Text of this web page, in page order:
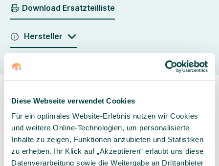
Diese Webseite verwendet Cookies
Für ein optimales Website-Erlebnis nutzen wir Cookies
und weitere Online-Technologien, um personalisierte
Inhalte zu zeigen, Funktionen anzubieten und Statistiken
zu erheben. Ihr Klick auf „Akzeptieren“ erlaubt uns diese
Datenverarbeitung sowie die Weitergabe an Drittanbieter
Download Ersatzteilliste
Hersteller
Sorgfältig ausgewähltes
Produktsortiment
Kompetente und
individuelle Beratung